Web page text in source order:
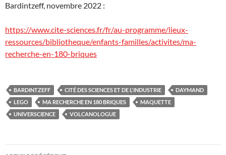
Bardintzeff, novembre 2022 :
https://www.cite-sciences.fr/fr/au-programme/lieux-
ressources/bibliotheque/enfants-familles/activites/ma-
recherche-en-180-briques
BARDINTZEFF CITÉ DES SCIENCES ET DE L'INDUSTRIE
DAYMAND
LEGO
MA RECHERCHE EN 180 BRIQUES
MAQUETTE
UNIVERSCIENCE
VOLCANOLOGUE